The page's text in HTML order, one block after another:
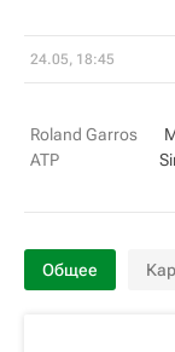
24.05, 18:45
Roland Garros
ATP
Общее